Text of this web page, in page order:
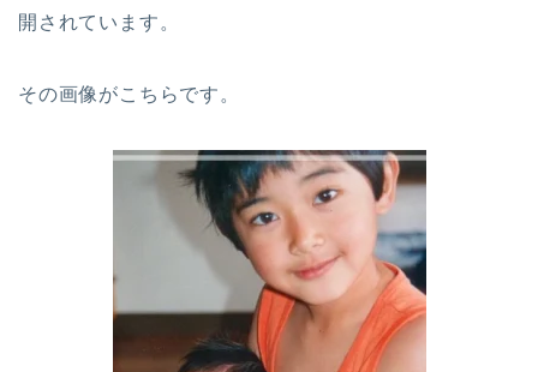
開されています。
その画像がこちらです。